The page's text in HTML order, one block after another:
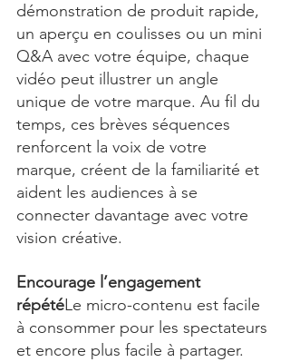
démonstration de produit rapide,
un aperçu en coulisses ou un mini
Q&A avec votre équipe, chaque
vidéo peut illustrer un angle
unique de votre marque. Au fil du
temps, ces brèves séquences
renforcent la voix de votre
marque, créent de la familiarité et
aident les audiences à se
connecter davantage avec votre
vision créative.
Encourage l’engagement
répétéLe micro-contenu est facile
à consommer pour les spectateurs
et encore plus facile à partager.